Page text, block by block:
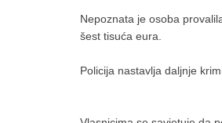
Nepoznata je osoba
šest tisuća eura.
Policija nastavlja daljnje